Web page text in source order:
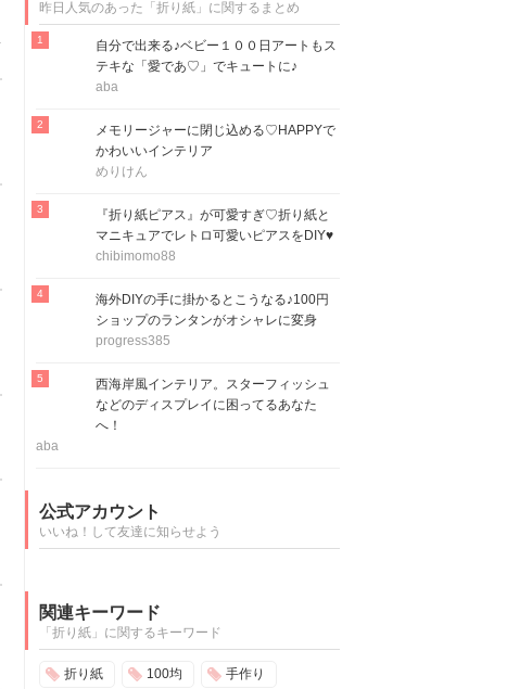
昨日人気のあった「折り紙」に関するまとめ
自分で出来る♪ベビー１００日アートもス
テキな「愛であ♡」でキュートに♪
aba
メモリージャーに閉じ込める♡HAPPYで
かわいいインテリア
めりけん
『折り紙ピアス』が可愛すぎ♡折り紙と
マニキュアでレトロ可愛いピアスをDIY♥
chibimomo88
海外DIYの手に掛かるとこうなる♪100円
ショップのランタンがオシャレに変身
progress385
西海岸風インテリア。スターフィッシュ
などのディスプレイに困ってるあなた
へ！
aba
公式アカウント
いいね！して友達に知らせよう
関連キーワード
「折り紙」に関するキーワード
折り紙 100均 手作り